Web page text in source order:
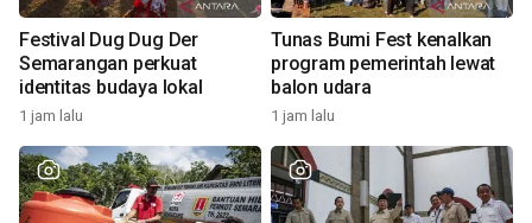
Festival Dug Dug Der
Semarangan perkuat
identitas budaya lokal
1 jam lalu
Tunas Bumi Fest kenalkan
program pemerintah lewat
balon udara
1 jam lalu